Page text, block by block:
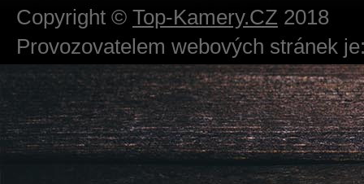
Copyright © Top-Kamery.CZ 2018
Provozovatelem webových stránek
724 111 234
Právnická osoba podnikající dle
Městský soud v Praze spisová
Sídlem: Zbraslavská 55/5a, Praha 5